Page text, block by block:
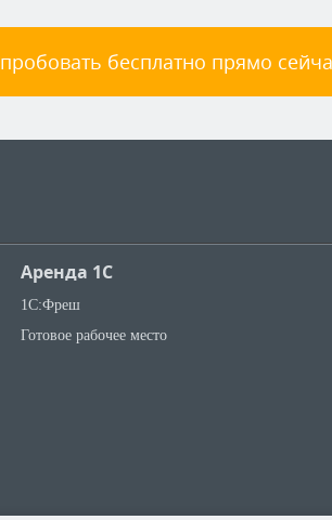
бесплатно прямо
Аренда 1С
1С:Фреш
Готовое рабочее место